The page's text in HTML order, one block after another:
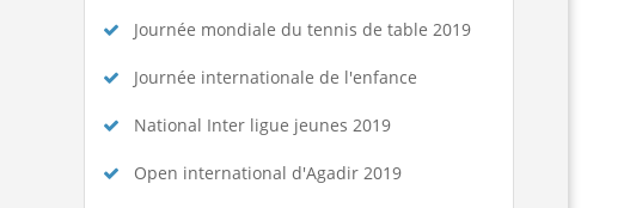
Journée mondiale du tennis de table 2019
Journée internationale de l'enfance
National Inter ligue jeunes 2019
Open international d'Agadir 2019